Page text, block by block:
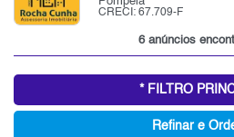
CRECI: 67.709-F
6 anúncios
* FILTRO
Refinar e